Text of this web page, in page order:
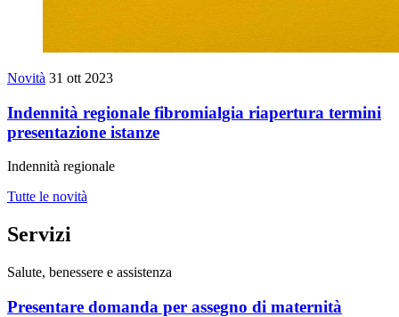
Novità 31 ott 2023
Indennità regionale fibromialgia riapertura termini
presentazione istanze
Indennità regionale
Tutte le novità
Servizi
Salute, benessere e assistenza
Presentare domanda per assegno di maternità